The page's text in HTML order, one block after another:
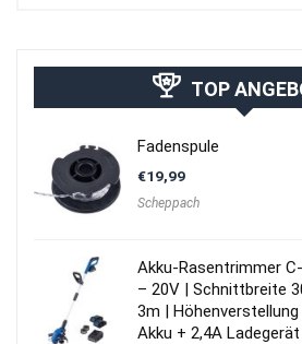
TOP
Fadenspule
€19,99
Scheppach
Akku-Rasentrimmer
– 20V | Schnittbreite
3m |
Akku + 2,4A Ladegerät